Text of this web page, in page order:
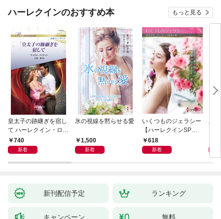
ハーレクインのおすすめ本 もっと見る
皇太子の跡継ぎを宿し
て ハーレクイン・ロマ
ンス～純潔のシンデレ
ラ～
740
新着
氷の視線を黙らせる愛
1,500
新着
いくつものジェラシー
【ハーレクインSP文
庫版】
618
新着
レ
ク
新刊配信予定 ランキング
キャンペーン 無料